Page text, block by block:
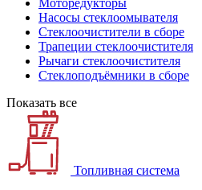
Моторедукторы
Насосы стеклоомывателя
Стеклоочистители в сборе
Трапеции стеклоочистителя
Рычаги стеклоочистителя
Стеклоподъёмники в сборе
Показать все
Топливная система